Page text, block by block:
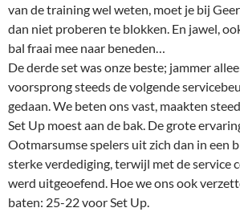
van de training wel weten, moet je bij
dan niet proberen te blokken. En jawel,
bal fraai mee naar beneden…
De derde set was onze beste; jammer
voorsprong steeds de volgende
gedaan. We beten ons vast, maakten
Set Up moest aan de bak. De grote
Ootmarsumse spelers uit zich dan in een
sterke verdediging, terwijl met de service
werd uitgeoefend. Hoe we ons ook
baten: 25-22 voor Set Up.